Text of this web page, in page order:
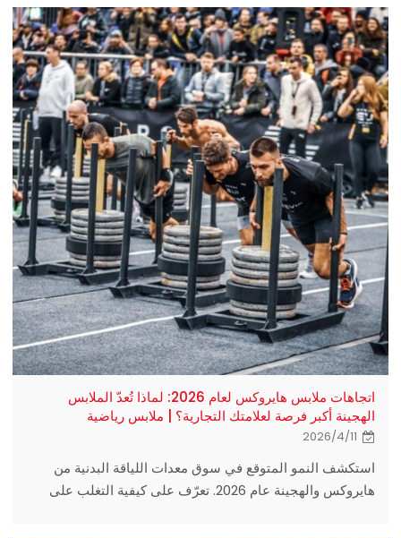
من خلال الهندسة الدقيقة. احصل على حلول سلسلة التوريد لعام
2026 اليوم.
اتجاهات ملابس هايروكس لعام 2026: لماذا تُعدّ الملابس
الهجينة أكبر فرصة لعلامتك التجارية؟ | ملابس رياضية
2026/4/11
استكشف النمو المتوقع في سوق معدات اللياقة البدنية من
هايروكس والهجينة عام 2026. تعرّف على كيفية التغلب على